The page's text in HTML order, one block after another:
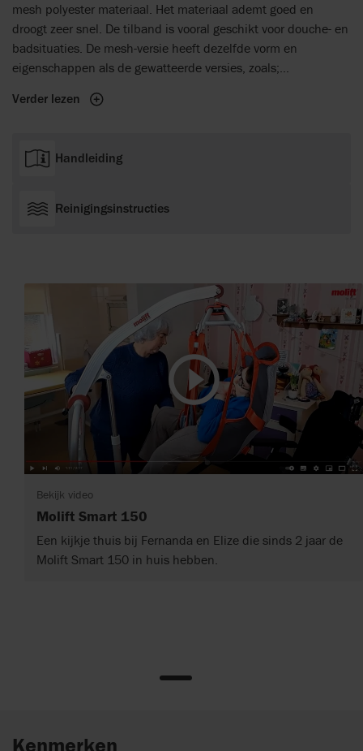
mesh polyester materiaal. Het materiaal ademt goed en
droogt zeer snel. De tilband is vooral geschikt voor douche- en
badsituaties. De mesh-versie heeft dezelfde vorm en
eigenschappen als de gewatteerde versies, zoals;
banden voor een betere gewichtsverdeling in de beendelen.
Verder lezen
Handleiding
Reinigingsinstructies
Bekijk video
Molift Smart 150
Een kijkje thuis bij Fernanda en Elize die sinds 2 jaar de
Molift Smart 150 in huis hebben.
Kenmerken